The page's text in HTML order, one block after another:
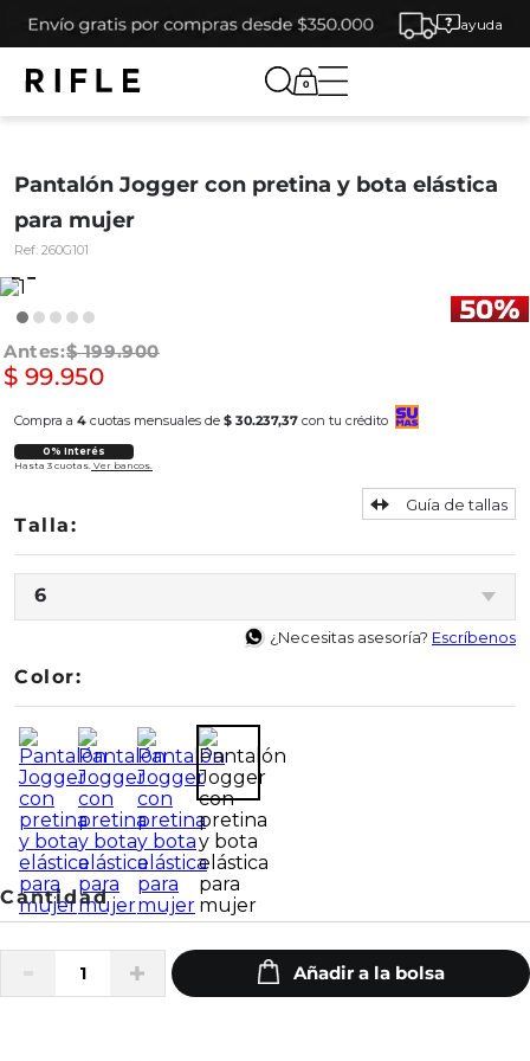
ayuda
0
Pantalón Jogger con pretina y bota elástica
para mujer
Ref: 260G101
$ 199.900
$ 99.950
Compra a 4 cuotas mensuales de $ 30.237,37 con tu crédito
0% Interés
Hasta 3 cuotas. Ver bancos.
6
Guía de tallas
¿Necesitas asesoría? Escríbenos
Color: